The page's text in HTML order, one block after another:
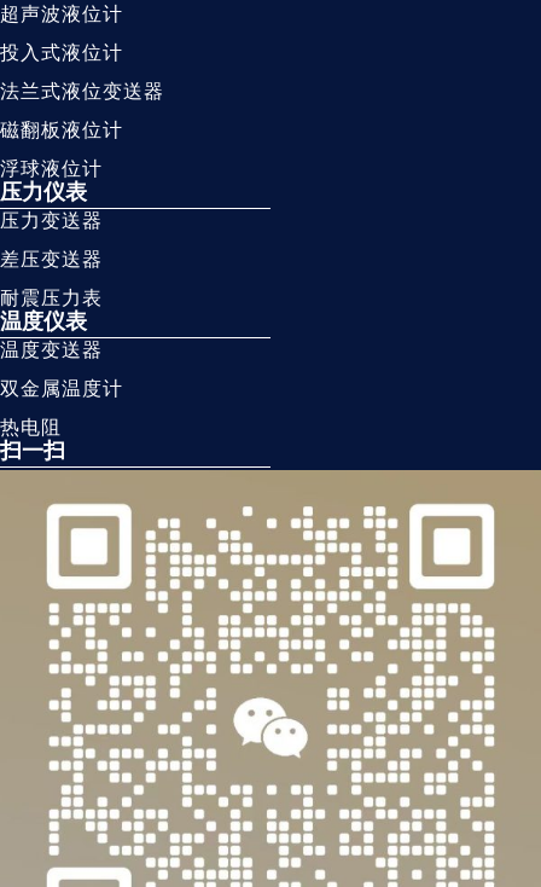
超声波液位计
投入式液位计
法兰式液位变送器
磁翻板液位计
浮球液位计
压力仪表
压力变送器
差压变送器
耐震压力表
温度仪表
温度变送器
双金属温度计
热电阻
扫一扫